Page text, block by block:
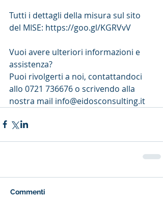
Tutti i dettagli della misura sul sito
del MISE: https://goo.gl/KGRVvV
Vuoi avere ulteriori informazioni e
assistenza?
Puoi rivolgerti a noi, contattandoci
allo 0721 736676 o scrivendo alla
nostra mail info@eidosconsulting.it
Commenti